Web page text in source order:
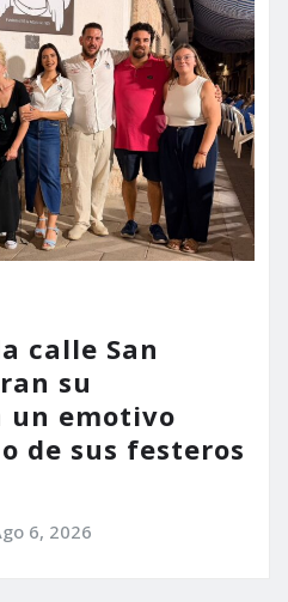
calle San
su
un emotivo
de sus festeros
6, 2026